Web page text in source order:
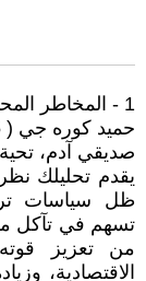
1 - المخاطر المحتملة على الدولار
حميد كوره جي ( 2025 / 4 / 11 - 14:08 )
صديقي آدم، تحية
يقدم تحليلك
ظل سياسات
تسهم في تآكل
من تعزيز
الاقتصادية،